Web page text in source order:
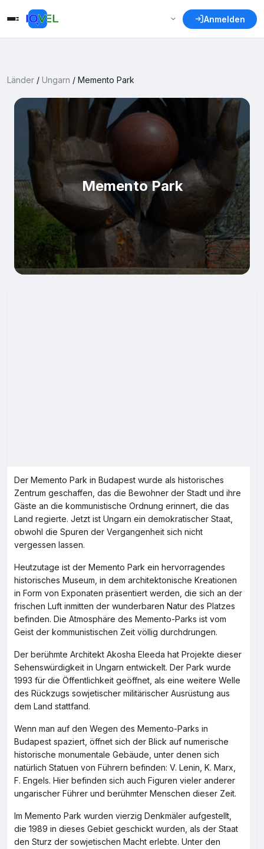
Anmelden
Länder / Ungarn / Memento Park
Memento Park
Der Memento Park in Budapest wurde als historisches
Zentrum geschaffen, das die Bewohner der Stadt und ihre
Gäste an die kommunistische Ordnung erinnert, die das
Land regierte. Jetzt ist Ungarn ein demokratischer Staat,
obwohl die Spuren der Vergangenheit sich nicht
vergessen lassen.
Heutzutage ist der Memento Park ein hervorragendes
historisches Museum, in dem architektonische Kreationen
in Form von Exponaten präsentiert werden, die sich an der
frischen Luft inmitten der wunderbaren Natur des Platzes
befinden. Die Atmosphäre des Memento-Parks ist vom
Geist der kommunistischen Zeit völlig durchdrungen.
Der berühmte Architekt Akosha Eleeda hat Projekte dieser
Sehenswürdigkeit in Ungarn entwickelt. Der Park wurde
1993 für die Öffentlichkeit geöffnet, als eine weitere Welle
des Rückzugs sowjetischer militärischer Ausrüstung aus
dem Land stattfand.
Wenn man auf den Wegen des Memento-Parks in
Budapest spaziert, öffnet sich der Blick auf numerische
historische monumentale Gebäude, unter denen sich
natürlich Statuen von Führern befinden: V. Lenin, K. Marx,
F. Engels. Hier befinden sich auch Figuren vieler anderer
ungarischer Führer und berühmter Menschen dieser Zeit.
Im Memento Park wurden vierzig Denkmäler aufgestellt,
die 1989 in dieses Gebiet geschickt wurden, als der Staat
den Sturz der sowjetischen Macht erlebte. Unter den